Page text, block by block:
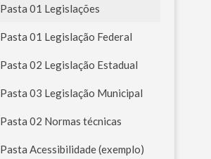
Pasta 01 Legislações
Pasta 01 Legislação Federal
Pasta 02 Legislação Estadual
Pasta 03 Legislação Municipal
Pasta 02 Normas técnicas
Pasta Acessibilidade (exemplo)